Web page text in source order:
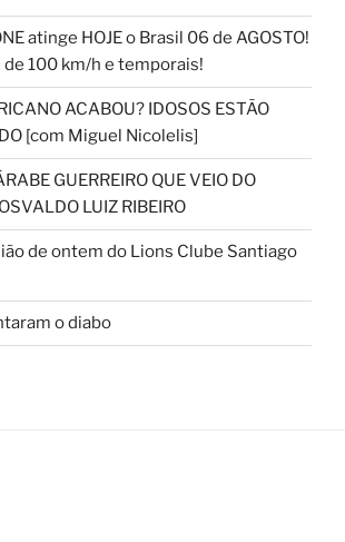
atinge HOJE o Brasil 06 de AGOSTO!
100 km/h e temporais!
ACABOU? IDOSOS ESTÃO
[com Miguel Nicolelis]
GUERREIRO QUE VEIO DO
LUIZ RIBEIRO
de ontem do Lions Clube Santiago
o diabo